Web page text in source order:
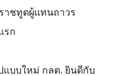
าชทูตผู้แทนถาวร
รก
บบใหม่ กลต. ยินดีกับ